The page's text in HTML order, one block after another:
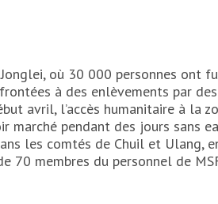
où 30 000 personnes ont
à des enlèvements par des
avril, l’accès humanitaire à la
pendant des jours sans
les comtés de Chuil et Ulang,
70 membres du personnel de